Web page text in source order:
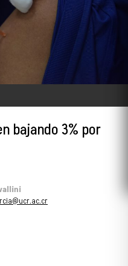
bajando 3% por